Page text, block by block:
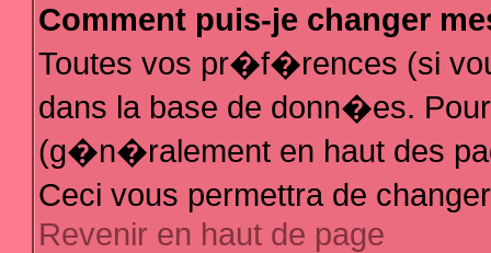
Comment puis-je changer
Toutes vos pr�f�rences (si
dans la base de donn�es.
(g�n�ralement en haut des
Ceci vous permettra de
Revenir en haut de page